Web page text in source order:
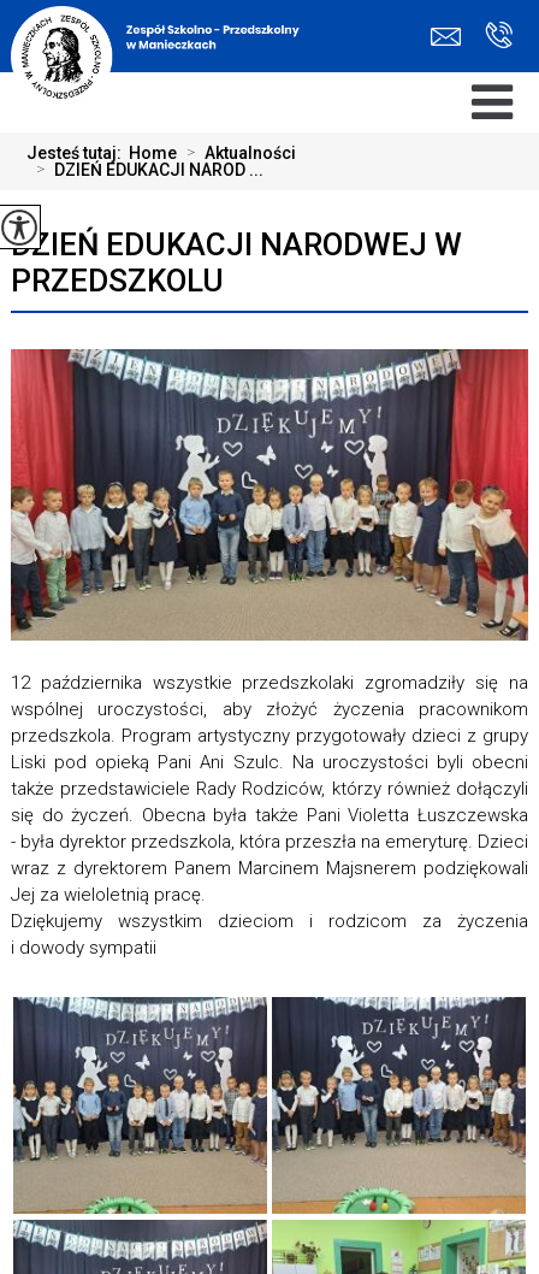
Jesteś tutaj: Home > Aktualności
> DZIEŃ EDUKACJI NAROD ...
DZIEŃ EDUKACJI NARODWEJ W
PRZEDSZKOLU
12 października wszystkie przedszkolaki zgromadziły się na
wspólnej uroczystości, aby złożyć życzenia pracownikom
przedszkola. Program artystyczny przygotowały dzieci z grupy
Liski pod opieką Pani Ani Szulc. Na uroczystości byli obecni
także przedstawiciele Rady Rodziców, którzy również dołączyli
się do życzeń. Obecna była także Pani Violetta Łuszczewska
- była dyrektor przedszkola, która przeszła na emeryturę. Dzieci
wraz z dyrektorem Panem Marcinem Majsnerem podziękowali
Jej za wieloletnią pracę.
Dziękujemy wszystkim dzieciom i rodzicom za życzenia
i dowody sympatii